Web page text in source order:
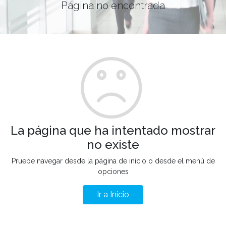
Página no encontrada
La página que ha intentado mostrar
no existe
Pruebe navegar desde la página de inicio o desde el menú de
opciones
Ir a Inicio